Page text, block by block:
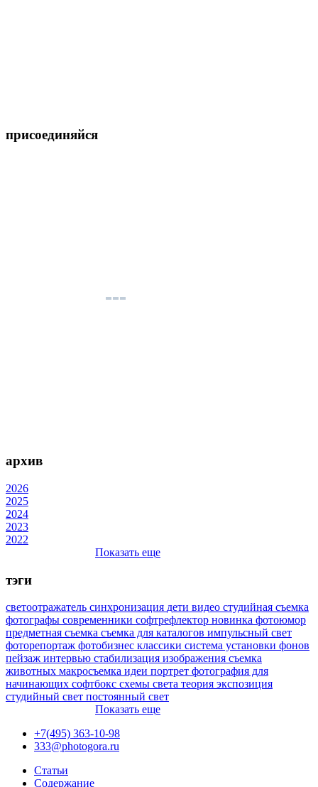
присоединяйся
архив
2026
2025
2024
2023
2022
Показать еще
тэги
светоотражатель синхронизация дети видео студийная съемка
фотографы современники софтрефлектор новинка фотоюмор
предметная съемка съемка для каталогов импульсный свет
фоторепортаж фотобизнес классики система установки фонов
пейзаж интервью стабилизация изображения съемка
животных макросъемка идеи портрет фотография для
начинающих софтбокс схемы света теория экспозиция
студийный свет постоянный свет
Показать еще
+7(495) 363-10-98
333@photogora.ru
Статьи
Содержание